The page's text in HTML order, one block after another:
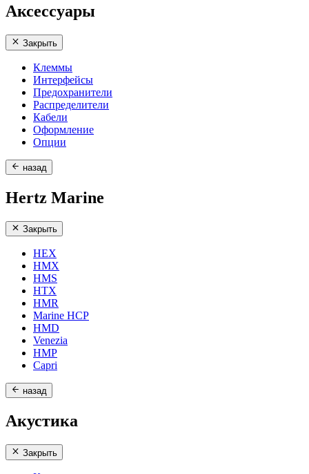
Аксессуары
Закрыть
Клеммы
Интерфейсы
Предохранители
Распределители
Кабели
Оформление
Опции
назад
Hertz Marine
Закрыть
HEX
HMX
HMS
HTX
HMR
Marine HCP
HMD
Venezia
HMP
Capri
назад
Акустика
Закрыть